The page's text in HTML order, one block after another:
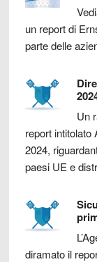
un report di
parte delle
Un
report intitolato
2024,
paesi UE e
diramato il